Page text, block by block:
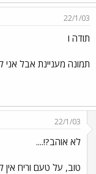
22/1/03
תודה ו
תמונה מעניינת אבל
22/1/03
לא אוהב?!....
טוב, על טעם וריח